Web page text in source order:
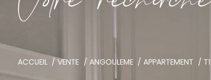
ACCUEIL VENTE ANGOULEME APPARTEMENT T1